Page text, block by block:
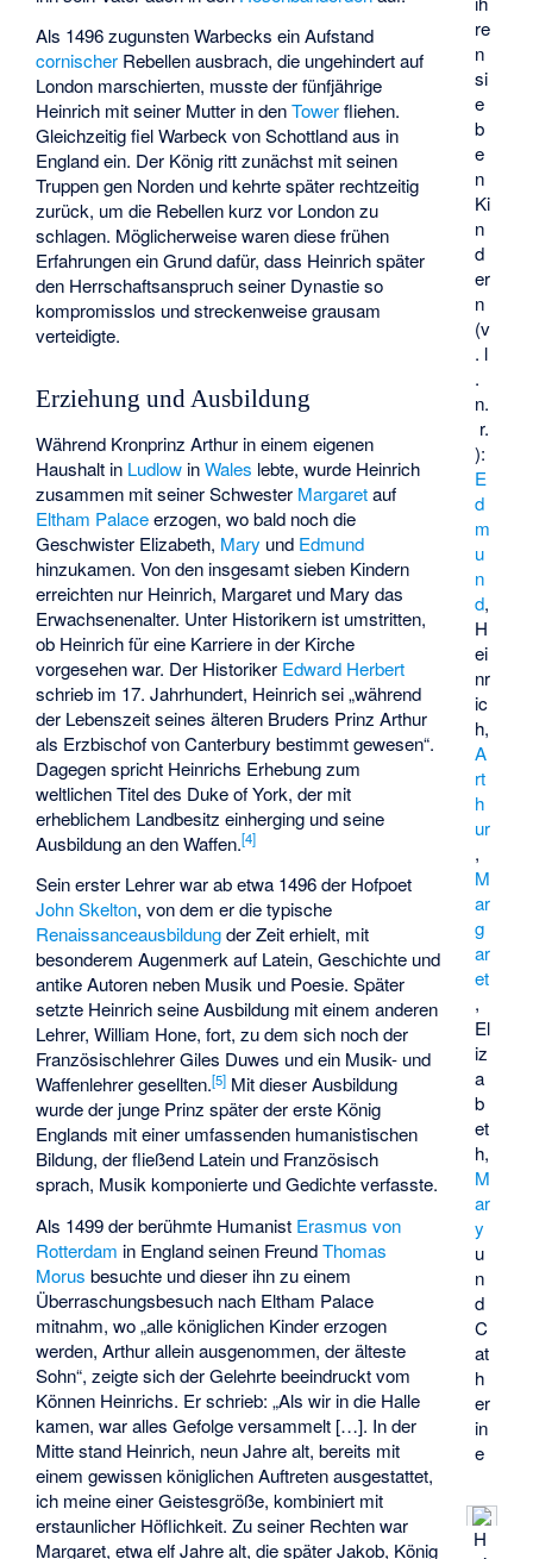
re
n
si
e
b
e
n
Ki
n
d
er
n
(v
. l
.
n.
r.
):
E
d
m
u
n
d,
H
ei
nr
ic
h,
A
rt
h
ur
,
M
ar
g
ar
et
,
El
iz
a
b
et
h,
M
ar
y
u
n
d
C
at
h
er
in
e
Als 1496 zugunsten Warbecks ein Aufstand
cornischer Rebellen ausbrach, die ungehindert auf
London marschierten, musste der fünfjährige
Heinrich mit seiner Mutter in denTowerfliehen.
Gleichzeitig fiel Warbeck von Schottland aus in
England ein. Der König ritt zunächst mit seinen
Truppen gen Norden und kehrte später rechtzeitig
zurück, um die Rebellen kurz vor London zu
schlagen. Möglicherweise waren diese frühen
Erfahrungen ein Grund dafür, dass Heinrich später
den Herrschaftsanspruch seiner Dynastie so
kompromisslos und streckenweise grausam
verteidigte.
Erziehung und Ausbildung
Während Kronprinz Arthur in einem eigenen
Haushalt in Ludlow inWales lebte, wurde Heinrich
zusammen mit seiner Schwester Margaretauf
Eltham Palaceerzogen, wo bald noch die
Geschwister Elizabeth, Mary und Edmund
hinzukamen. Von den insgesamt sieben Kindern
erreichten nur Heinrich, Margaret und Mary das
Erwachsenenalter. Unter Historikern ist umstritten,
ob Heinrich für eine Karriere in der Kirche
vorgesehen war. Der Historiker Edward Herbert
schrieb im 17. Jahrhundert, Heinrich sei „während
der Lebenszeit seines älteren Bruders Prinz Arthur
als Erzbischof von Canterbury bestimmt gewesen“.
Dagegen spricht Heinrichs Erhebung zum
weltlichen Titel des Duke of York, der mit
erheblichem Landbesitz einherging und seine
Ausbildung an den Waffen.[4]
H
Sein erster Lehrer war ab etwa 1496 der Hofpoet
John Skelton, von dem er die typische
Renaissanceausbildungder Zeit erhielt, mit
besonderem Augenmerk auf Latein, Geschichte und
antike Autoren neben Musik und Poesie. Später
setzte Heinrich seine Ausbildung mit einem anderen
Lehrer, William Hone, fort, zu dem sich noch der
Französischlehrer Giles Duwes und ein Musik- und
Waffenlehrer gesellten.[5] Mit dieser Ausbildung
wurde der junge Prinz später der erste König
Englands mit einer umfassenden humanistischen
Bildung, der fließend Latein und Französisch
sprach, Musik komponierte und Gedichte verfasste.
Als 1499 der berühmte Humanist Erasmus von
Rotterdam in England seinen FreundThomas
Morus besuchte und dieser ihn zu einem
Überraschungsbesuch nach Eltham Palace
mitnahm, wo „alle königlichen Kinder erzogen
werden, Arthur allein ausgenommen, der älteste
Sohn“, zeigte sich der Gelehrte beeindruckt vom
Können Heinrichs. Er schrieb: „Als wir in die Halle
kamen, war alles Gefolge versammelt […]. In der
Mitte stand Heinrich, neun Jahre alt, bereits mit
einem gewissen königlichen Auftreten ausgestattet,
ich meine einer Geistesgröße, kombiniert mit
erstaunlicher Höflichkeit. Zu seiner Rechten war
Margaret, etwa elf Jahre alt, die später Jakob, König